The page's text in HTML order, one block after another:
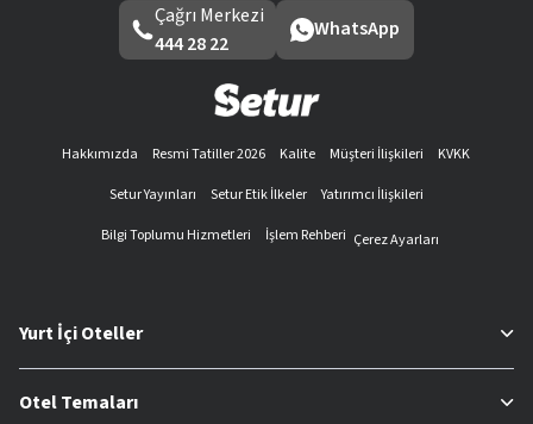
Çağrı Merkezi
444 28 22
WhatsApp
Hakkımızda Resmi Tatiller 2026 Kalite Müşteri İlişkileri
KVKK
Setur Yayınları
Setur Etik İlkeler
Yatırımcı İlişkileri
Bilgi Toplumu Hizmetleri
İşlem Rehberi Çerez Ayarları
Yurt İçi Oteller
Otel Temaları